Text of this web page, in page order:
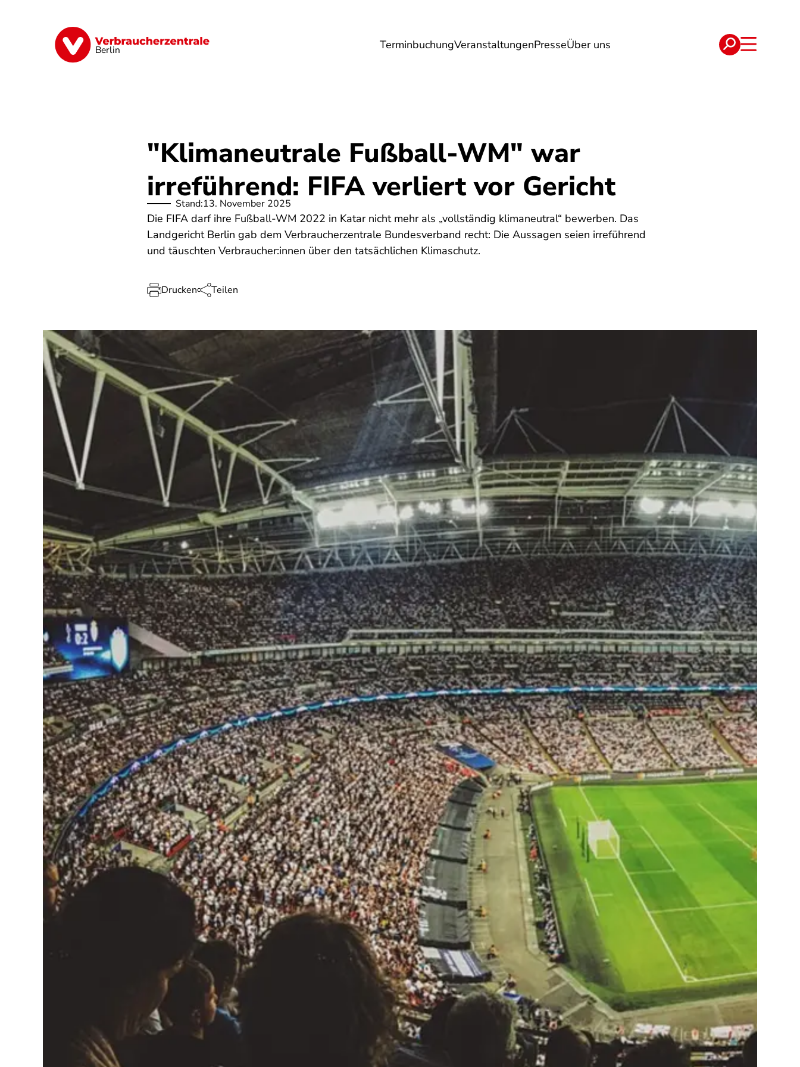
Berlin TerminbuchungVeranstaltungenPresseÜber uns
Finanzen Digitales Lebensmittel Gesundheit Energie Reise Verträge
"Klimaneutrale Fußball-WM" war
irreführend: FIFA verliert vor Gericht
Stand:13. November 2025
Die FIFA darf ihre Fußball-WM 2022 in Katar nicht mehr als „vollständig klimaneutral“ bewerben. Das
Landgericht Berlin gab dem Verbraucherzentrale Bundesverband recht: Die Aussagen seien irreführend
und täuschten Verbraucher:innen über den tatsächlichen Klimaschutz.
Drucken Teilen